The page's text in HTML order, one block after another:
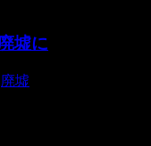
墟に
廃墟